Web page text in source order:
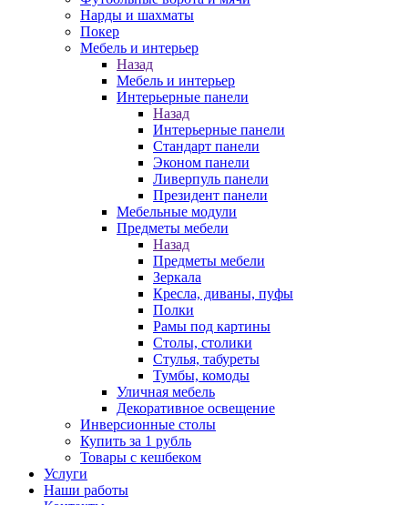
Нарды и шахматы
Покер
Мебель и интерьер
Назад
Мебель и интерьер
Интерьерные панели
Назад
Интерьерные панели
Стандарт панели
Эконом панели
Ливерпуль панели
Президент панели
Мебельные модули
Предметы мебели
Назад
Предметы мебели
Зеркала
Кресла, диваны, пуфы
Полки
Рамы под картины
Столы, столики
Стулья, табуреты
Тумбы, комоды
Уличная мебель
Декоративное освещение
Инверсионные столы
Купить за 1 рубль
Товары с кешбеком
Услуги
Наши работы